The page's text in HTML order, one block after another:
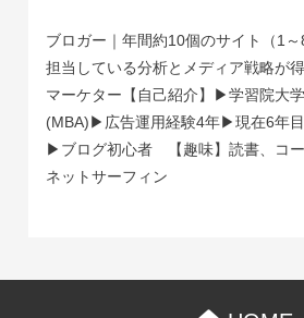
ブロガー｜年間約10個のサイト（1
担当している分析とメディア戦略が
マーケター【自己紹介】▶学習院大
(MBA)▶広告運用経験4年▶現在6年
▶ブログ初心者 【趣味】読書、コ
ネットサーフィン